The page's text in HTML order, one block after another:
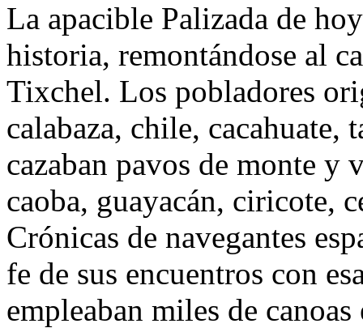
La apacible Palizada de
historia, remontándose al
Tixchel. Los pobladores
calabaza, chile, cacahuate,
cazaban pavos de monte y
caoba, guayacán, ciricote,
Crónicas de navegantes
fe de sus encuentros con
empleaban miles de